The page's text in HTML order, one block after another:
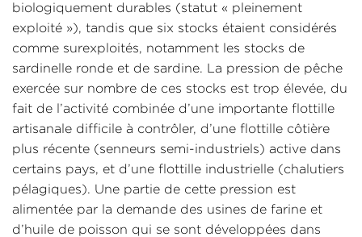
biologiquement durables (statut « pleinement
exploité »), tandis que six stocks étaient considérés
comme surexploités, notamment les stocks de
sardinelle ronde et de sardine. La pression de pêche
exercée sur nombre de ces stocks est trop élevée, du
fait de l’activité combinée d’une importante flottille
artisanale difficile à contrôler, d’une flottille côtière
plus récente (senneurs semi-industriels) active dans
certains pays, et d’une flottille industrielle (chalutiers
pélagiques). Une partie de cette pression est
alimentée par la demande des usines de farine et
d’huile de poisson qui se sont développées dans